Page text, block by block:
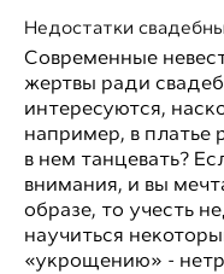
Недостатки
Современные
жертвы ради
интересуются,
например, в
в нем танцевать?
внимания, и вы
образе, то учесть
научиться
«укрощению» -